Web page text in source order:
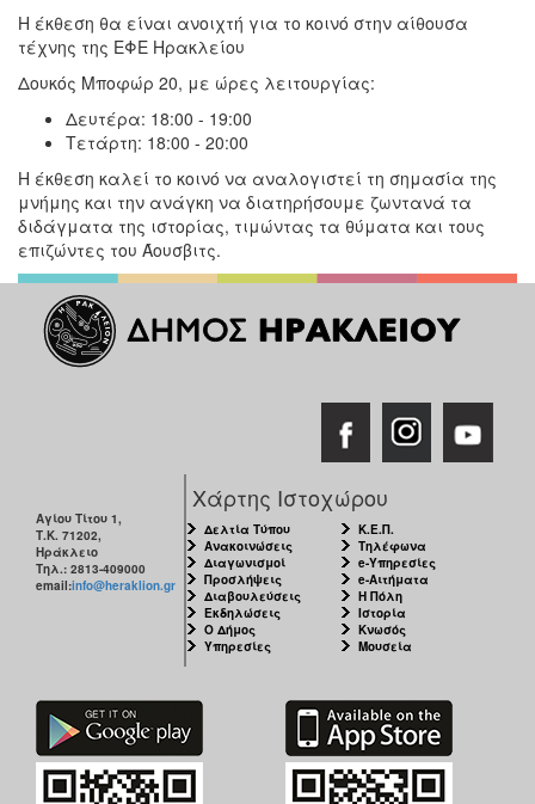
Η έκθεση θα είναι ανοιχτή για το κοινό στην αίθουσα
τέχνης της ΕΦΕ Ηρακλείου
Δουκός Μποφώρ 20, με ώρες λειτουργίας:
Δευτέρα: 18:00 - 19:00
Τετάρτη: 18:00 - 20:00
Η έκθεση καλεί το κοινό να αναλογιστεί τη σημασία της
μνήμης και την ανάγκη να διατηρήσουμε ζωντανά τα
διδάγματα της ιστορίας, τιμώντας τα θύματα και τους
επιζώντες του Άουσβιτς.
Αγίου Τίτου 1,
Τ.Κ. 71202,
Ηράκλειο
Τηλ.: 2813-409000
email:info@heraklion.gr
Χάρτης Ιστοχώρου
Δελτία Τύπου
Ανακοινώσεις
Διαγωνισμοί
Προσλήψεις
Διαβουλεύσεις
Εκδηλώσεις
Ο Δήμος
Υπηρεσίες
Κ.Ε.Π.
Τηλέφωνα
e-Υπηρεσίες
e-Αιτήματα
Η Πόλη
Ιστορία
Κνωσός
Μουσεία